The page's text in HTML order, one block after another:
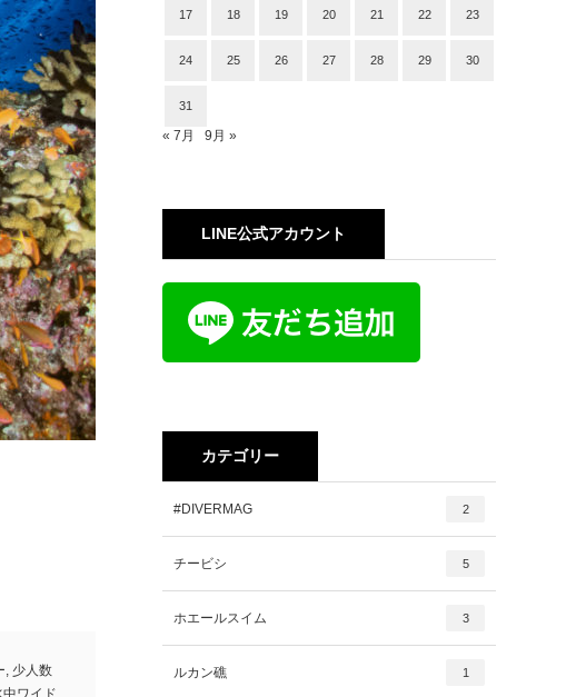
, 少人数
17 18 19 20 21 22 23
24 25 26 27 28 29 30
31
« 7月 9月 »
LINE公式アカウント
カテゴリー
#DIVERMAG 2
チービシ 5
ホエールスイム 3
ルカン礁 1